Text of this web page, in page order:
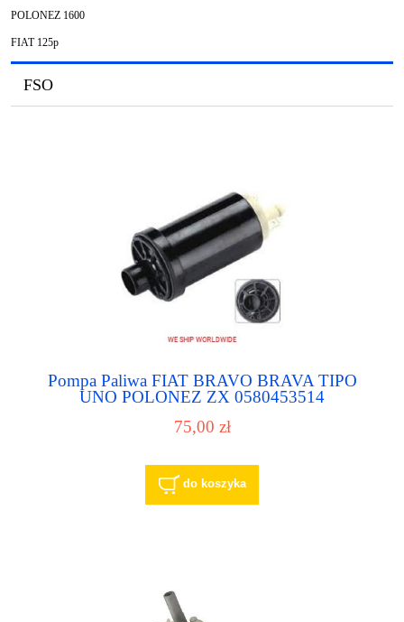
POLONEZ 1600
FIAT 125p
FSO
Pompa Paliwa FIAT BRAVO BRAVA TIPO
UNO POLONEZ ZX 0580453514
75,00 zł
do koszyka